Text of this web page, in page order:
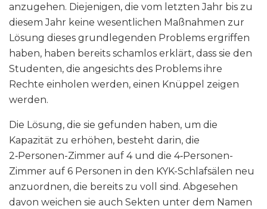
anzugehen. Diejenigen, die vom letzten Jahr bis zu
diesem Jahr keine wesentlichen Maßnahmen zur
Lösung dieses grundlegenden Problems ergriffen
haben, haben bereits schamlos erklärt, dass sie den
Studenten, die angesichts des Problems ihre
Rechte einholen werden, einen Knüppel zeigen
werden.
Die Lösung, die sie gefunden haben, um die
Kapazität zu erhöhen, besteht darin, die
2‑Personen-Zimmer auf 4 und die 4‑Personen-
Zimmer auf 6 Personen in den KYK-Schlafsälen neu
anzuordnen, die bereits zu voll sind. Abgesehen
davon weichen sie auch Sekten unter dem Namen